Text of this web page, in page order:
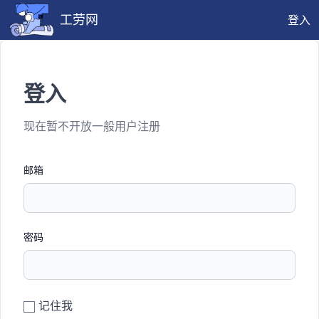
工劳网 登入
登入
现在暂不开放一般用户注册
邮箱
密码
记住我